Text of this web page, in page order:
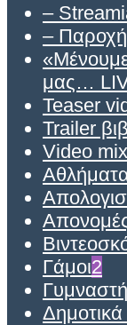
–
–
μας…
Teaser
Trailer
Video
Γάμοι2